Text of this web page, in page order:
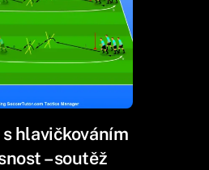
hlavičkováním
– soutěž